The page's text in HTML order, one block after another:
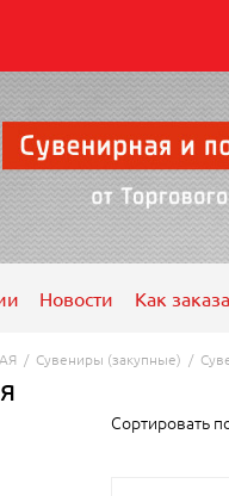
Новости Как
/ Сувениры (закупные) /
Сортировать